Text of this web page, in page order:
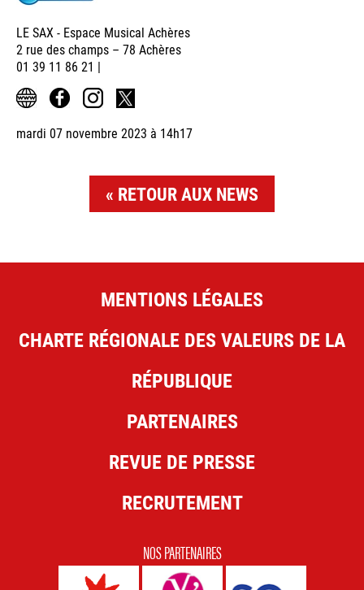
LE SAX - Espace Musical Achères
2 rue des champs – 78 Achères
01 39 11 86 21 |
mardi 07 novembre 2023 à 14h17
RETOUR AUX NEWS
MENTIONS LÉGALES
CHARTE RÉGIONALE DES VALEURS DE LA
RÉPUBLIQUE
PARTENAIRES
REVUE DE PRESSE
RECRUTEMENT
NOS PARTENAIRES